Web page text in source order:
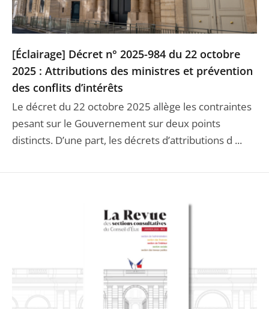
[Éclairage] Décret n° 2025-984 du 22 octobre
2025 : Attributions des ministres et prévention
des conflits d’intérêts
Le décret du 22 octobre 2025 allège les contraintes
pesant sur le Gouvernement sur deux points
distincts. D’une part, les décrets d’attributions d ...